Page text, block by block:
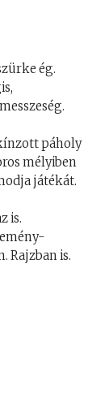
ég.
páholy
mélyiben
játékát.
is.
Rajzban is.